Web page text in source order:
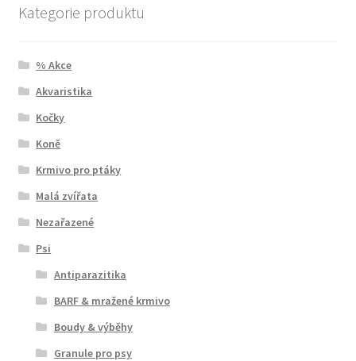
Kategorie produktu
% Akce
Akvaristika
Kočky
Koně
Krmivo pro ptáky
Malá zvířata
Nezařazené
Psi
Antiparazitika
BARF & mražené krmivo
Boudy & výběhy
Granule pro psy